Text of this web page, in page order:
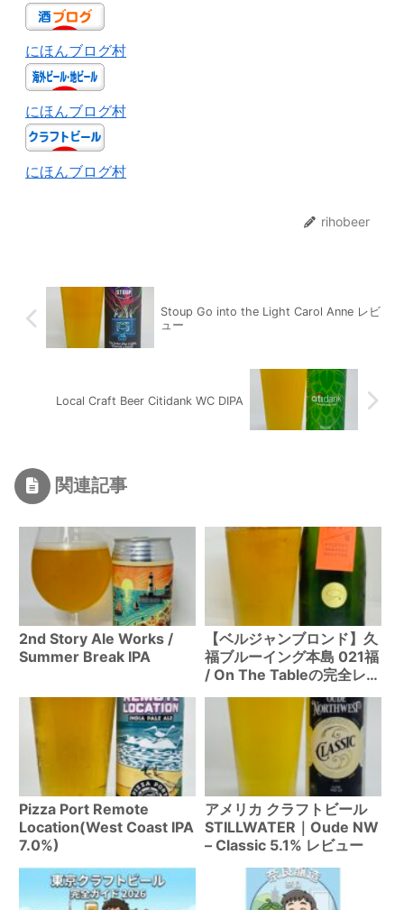
にほんブログ村
にほんブログ村
にほんブログ村
rihobeer
Stoup Go into the Light Carol Anne レビ
ュー
Local Craft Beer Citidank WC DIPA
関連記事
2nd Story Ale Works /
Summer Break IPA
【ベルジャンブロンド】久
福ブルーイング本島 021福
/ On The Tableの完全レビ
う瀬戸内の逸品を徹底解説
Pizza Port Remote
Location(West Coast IPA
7.0%)
アメリカ クラフトビール
STILLWATER｜Oude NW
– Classic 5.1% レビュー